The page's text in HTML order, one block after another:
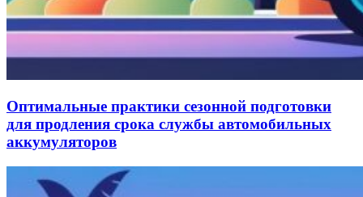
Оптимальные практики сезонной подготовки
для продления срока службы автомобильных
аккумуляторов